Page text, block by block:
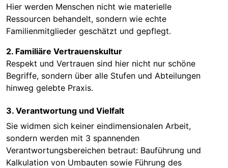
Hier werden Menschen nicht wie materielle
Ressourcen behandelt, sondern wie echte
Familienmitglieder geschätzt und gepflegt.
2. Familiäre Vertrauenskultur
Respekt und Vertrauen sind hier nicht nur schöne
Begriffe, sondern über alle Stufen und Abteilungen
hinweg gelebte Praxis.
3. Verantwortung und Vielfalt
Sie widmen sich keiner eindimensionalen Arbeit,
sondern werden mit 3 spannenden
Verantwortungsbereichen betraut: Bauführung und
Kalkulation von Umbauten sowie Führung des